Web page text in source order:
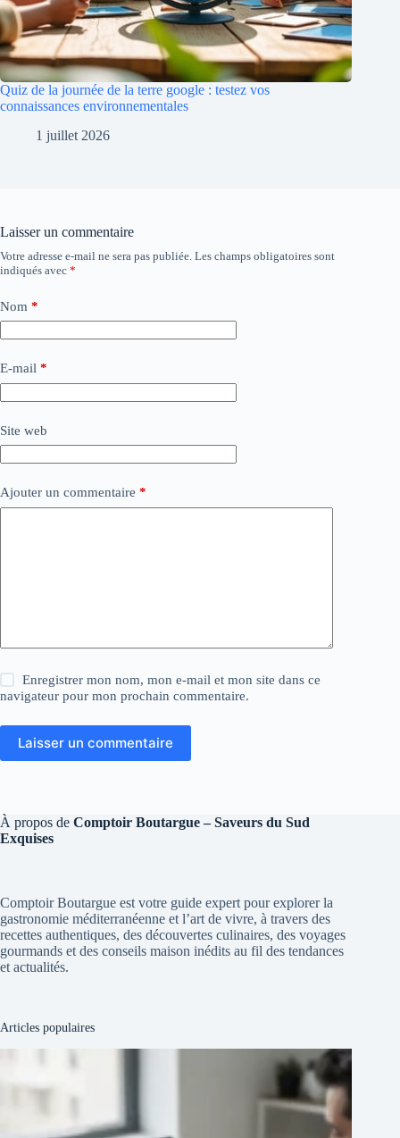
Quiz de la journée de la terre google : testez vos
connaissances environnementales
1 juillet 2026
Laisser un commentaire
Votre adresse e-mail ne sera pas publiée. Les champs obligatoires sont
indiqués avec *
Nom *
E-mail *
Site web
Ajouter un commentaire *
Enregistrer mon nom, mon e-mail et mon site dans ce
navigateur pour mon prochain commentaire.
Laisser un commentaire
À propos de Comptoir Boutargue – Saveurs du Sud
Exquises
Comptoir Boutargue est votre guide expert pour explorer la
gastronomie méditerranéenne et l’art de vivre, à travers des
recettes authentiques, des découvertes culinaires, des voyages
gourmands et des conseils maison inédits au fil des tendances
et actualités.
Articles populaires